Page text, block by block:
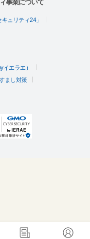
事業について
ュリティ24」
エラエ）
まし対策